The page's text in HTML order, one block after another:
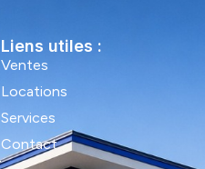
Liens utiles :
Ventes
Locations
Services
Contact